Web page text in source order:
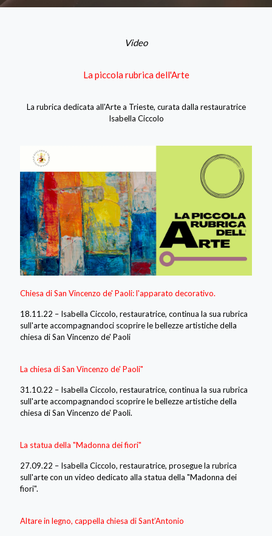
Video
La piccola rubrica dell'Arte
La rubrica dedicata all'Arte a Trieste, curata dalla restauratrice
Isabella Ciccolo
Chiesa di San Vincenzo de' Paoli: l'apparato decorativo.
18.11.22 – Isabella Ciccolo, restauratrice, continua la sua rubrica
sull'arte accompagnandoci scoprire le bellezze artistiche della
chiesa di San Vincenzo de' Paoli
La chiesa di San Vincenzo de' Paoli"
31.10.22 – Isabella Ciccolo, restauratrice, continua la sua rubrica
sull'arte accompagnandoci scoprire le bellezze artistiche della
chiesa di San Vincenzo de' Paoli.
La statua della "Madonna dei fiori"
27.09.22 – Isabella Ciccolo, restauratrice, prosegue la rubrica
sull'arte con un video dedicato alla statua della "Madonna dei
fiori".
Altare in legno, cappella chiesa di Sant’Antonio